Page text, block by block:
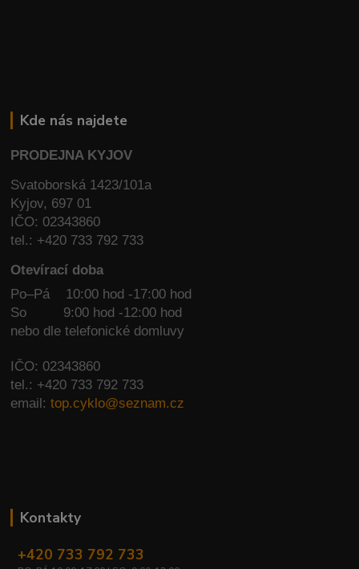
Kde nás najdete
PRODEJNA KYJOV
Svatoborská 1423/101a
Kyjov, 697 01
IČO: 02343860
tel.: +420 733 792 733
Otevírací doba
Po–Pá 10:00 hod -17:00 hod
So
9:00 hod -12:00 hod
nebo dle telefonické domluvy
IČO: 02343860
tel.: +420 733 792 733
email:top.cyklo@seznam.cz
Kontakty
+420 733 792 733